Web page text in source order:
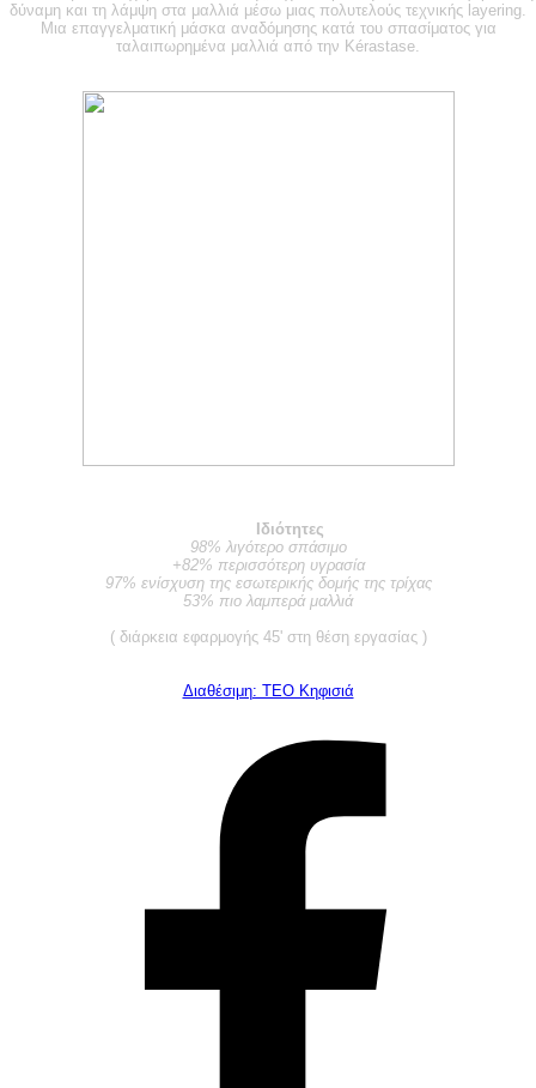
δύναμη και τη λάμψη στα μαλλιά μέσω μιας πολυτελούς τεχνικής layering.
Μια επαγγελματική μάσκα αναδόμησης κατά του σπασίματος για
ταλαιπωρημένα μαλλιά από την Kérastase.
Ιδιότητες
98% λιγότερο σπάσιμο
+82% περισσότερη υγρασία
97% ενίσχυση της εσωτερικής δομής της τρίχας
53% πιο λαμπερά μαλλιά
( διάρκεια εφαρμογής 45' στη θέση εργασίας )
Διαθέσιμη: TEO Κηφισιά